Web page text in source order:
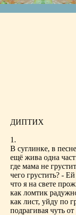
ДИПТИХ
1.
В суглинке, в
ещё жива одна
где мама не
чего грустить? -
что я на свете
как ломтик
как лист, уйду по
подрагивая чуть от